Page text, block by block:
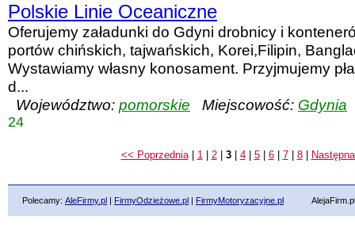
Polskie Linie Oceaniczne
Oferujemy załadunki do Gdyni drobnicy i
portów chińskich, tajwańskich, Korei,Filipin,
Wystawiamy własny konosament. Przyjmujemy
d...
Województwo: pomorskie Miejscowość: Gdynia
24
<< Poprzednia| 1| 2| 3| 4| 5| 6| 7| 8|
Polecamy: AleFirmy.pl | FirmyOdzieżowe.pl | FirmyMotoryzacyjne.pl AlejaFirm.pl